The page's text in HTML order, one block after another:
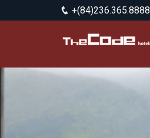
+(84)236.365.8888